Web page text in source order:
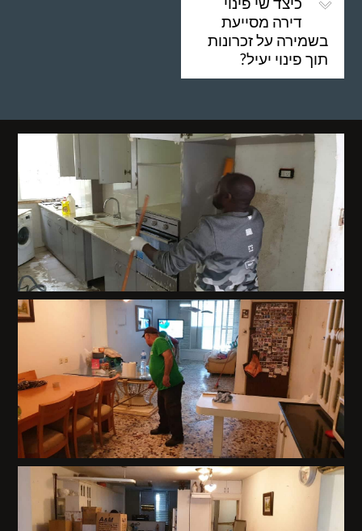
דירה מסייעת
בשמירה על זכרונות
תוך פינוי יעיל?